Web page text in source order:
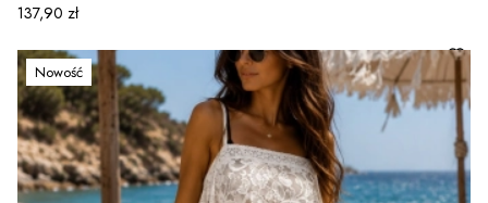
Cena
137,90 zł
Nowość